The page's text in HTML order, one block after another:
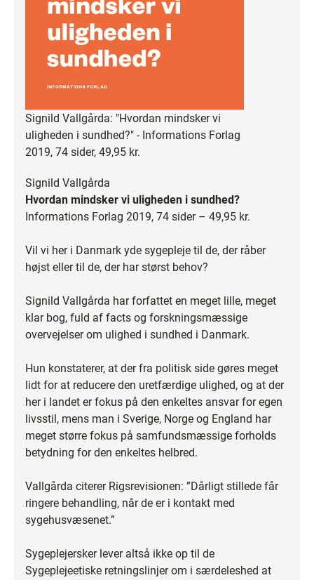
Signild Vallgårda: "Hvordan mindsker vi
uligheden i sundhed?" - Informations Forlag
2019, 74 sider, 49,95 kr.
Signild Vallgårda
Hvordan mindsker vi uligheden i sundhed?
Informations Forlag 2019, 74 sider – 49,95 kr.
Vil vi her i Danmark yde sygepleje til de, der råber
højst eller til de, der har størst behov?
Signild Vallgårda har forfattet en meget lille, meget
klar bog, fuld af facts og forskningsmæssige
overvejelser om ulighed i sundhed i Danmark.
Hun konstaterer, at der fra politisk side gøres meget
lidt for at reducere den uretfærdige ulighed, og at der
her i landet er fokus på den enkeltes ansvar for egen
livsstil, mens man i Sverige, Norge og England har
meget større fokus på samfundsmæssige forholds
betydning for den enkeltes helbred.
Vallgårda citerer Rigsrevisionen: ”Dårligt stillede får
ringere behandling, når de er i kontakt med
sygehusvæsenet.”
Sygeplejersker lever altså ikke op til de
Sygeplejeetiske retningslinjer om i særdeleshed at